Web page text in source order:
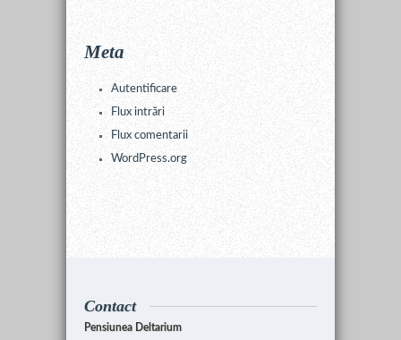
Meta
Autentificare
Flux intrări
Flux comentarii
WordPress.org
Contact
Pensiunea Deltarium